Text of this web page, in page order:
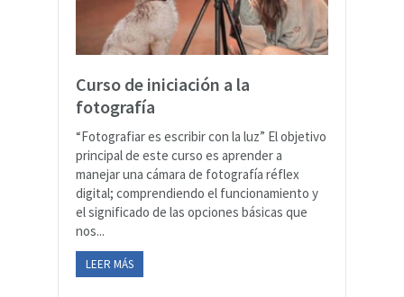
Curso de iniciación a la
fotografía
“Fotografiar es escribir con la luz” El objetivo
principal de este curso es aprender a
manejar una cámara de fotografía réflex
digital; comprendiendo el funcionamiento y
el significado de las opciones básicas que
nos...
LEER MÁS